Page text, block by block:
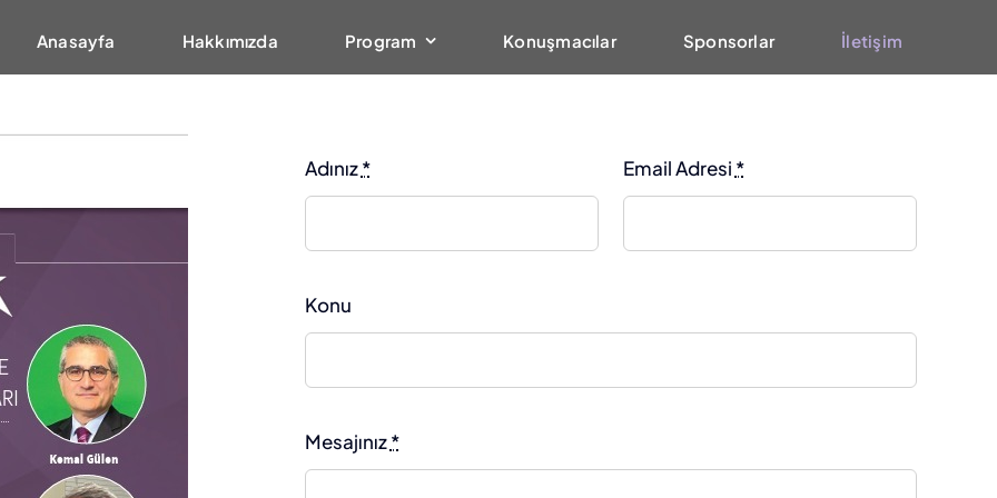
Anasayfa Hakkımızda Program Konuşmacılar Sponsorlar İletişim
Adınız* Email Adresi *
Konu
Mesajınız*